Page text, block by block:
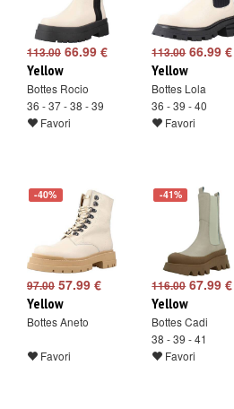
113.00 66.99 €
Yellow
Bottes Rocio
36 - 37 - 38 - 39
Favori
113.0066.99 €
Yellow
Bottes Lola
36 - 39 - 40
Favori
-40%
97.00 57.99 €
Yellow
Bottes Aneto
Favori
-41%
116.0067.99 €
Yellow
Bottes Cadi
38 - 39 - 41
Favori